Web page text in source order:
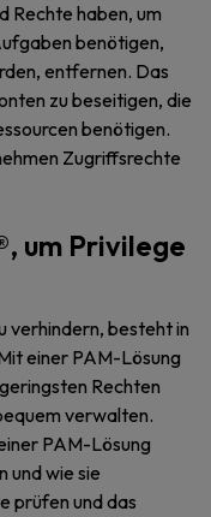
Rechte haben, um
benötigen,
entfernen. Das
zu beseitigen, die
benötigen.
Zugriffsrechte
um Privilege
verhindern, besteht in
einer PAM-Lösung
Rechten
verwalten.
PAM-Lösung
und wie sie
prüfen und das